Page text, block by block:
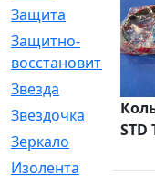
Защита
Защитно-
восстановительный
Звезда
Звездочка
Зеркало
Изолента
STD